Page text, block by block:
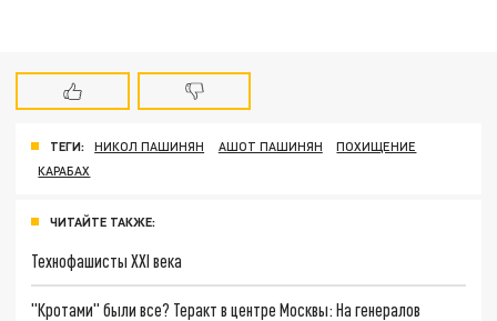
ТЕГИ: НИКОЛ ПАШИНЯН АШОТ ПАШИНЯН
ПОХИЩЕНИЕ
КАРАБАХ
ЧИТАЙТЕ ТАКЖЕ:
Технофашисты XXI века
"Кротами" были все? Теракт в центре Москвы: На генералов